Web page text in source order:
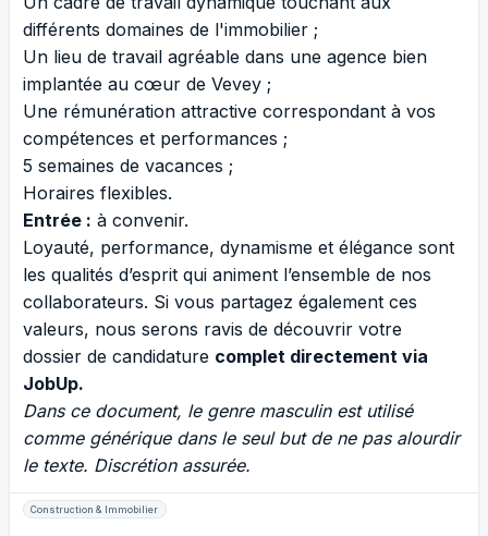
différents domaines de l'immobilier ;
Un lieu de travail agréable dans une agence bien
implantée au cœur de Vevey ;
Une rémunération attractive correspondant à vos
compétences et performances ;
5 semaines de vacances ;
Horaires flexibles.
Entrée : à convenir.
Loyauté, performance, dynamisme et élégance sont
les qualités d’esprit qui animent l’ensemble de nos
collaborateurs. Si vous partagez également ces
valeurs, nous serons ravis de découvrir votre
dossier de candidature complet directement via
JobUp.
Dans ce document, le genre masculin est utilisé
comme générique dans le seul but de ne pas alourdir
le texte. Discrétion assurée.
Construction & Immobilier